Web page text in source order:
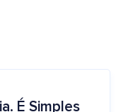
É Simples